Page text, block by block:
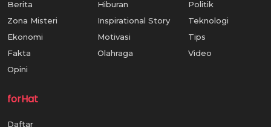
Berita
Zona Misteri
Ekonomi
Fakta
Opini
Hiburan
Inspirational Story
Motivasi
Olahraga
Politik
Teknologi
Tips
Video
forHat
Daftar